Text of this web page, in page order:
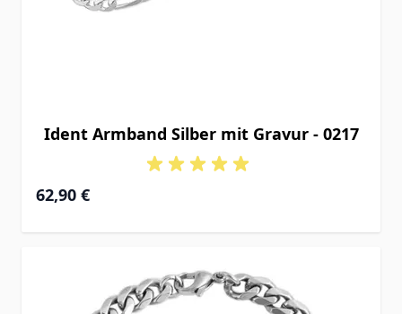
Ident Armband Silber mit Gravur - 0217
Ab
62,90 €